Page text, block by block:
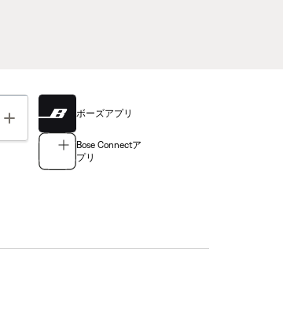
Toggle ボーズアプリ
Bose Connectア
プリ